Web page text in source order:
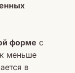
форме с
меньше
в